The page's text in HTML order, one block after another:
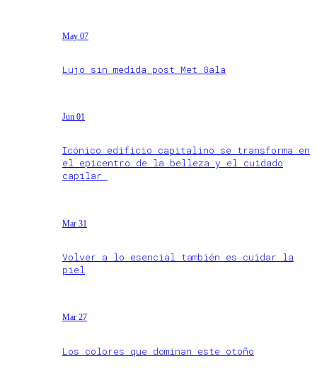
May 07
Lujo sin medida post Met Gala
Jun 01
Icónico edificio capitalino se transforma en
el epicentro de la belleza y el cuidado
capilar
Mar 31
Volver a lo esencial también es cuidar la
piel
Mar 27
Los colores que dominan este otoño